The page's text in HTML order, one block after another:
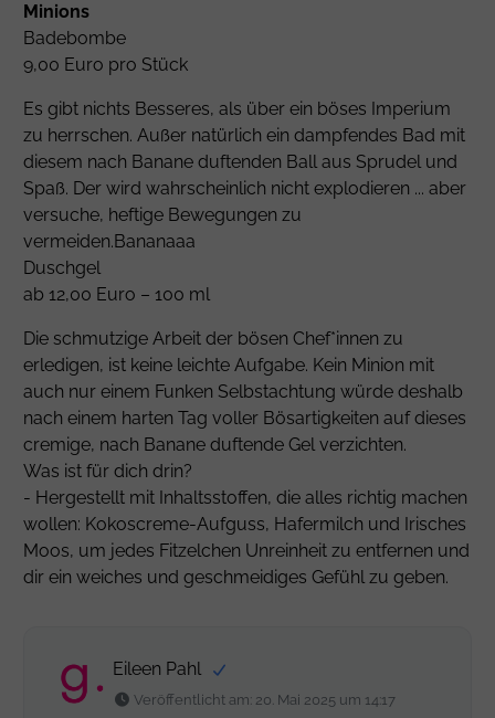
Minions
Badebombe
9,00 Euro pro Stück
Es gibt nichts Besseres, als über ein böses Imperium
zu herrschen. Außer natürlich ein dampfendes Bad mit
diesem nach Banane duftenden Ball aus Sprudel und
Spaß. Der wird wahrscheinlich nicht explodieren ... aber
versuche, heftige Bewegungen zu
vermeiden.Bananaaa
Duschgel
ab 12,00 Euro – 100 ml
Die schmutzige Arbeit der bösen Chef*innen zu
erledigen, ist keine leichte Aufgabe. Kein Minion mit
auch nur einem Funken Selbstachtung würde deshalb
nach einem harten Tag voller Bösartigkeiten auf dieses
cremige, nach Banane duftende Gel verzichten.
Was ist für dich drin?
- Hergestellt mit Inhaltsstoffen, die alles richtig machen
wollen: Kokoscreme-Aufguss, Hafermilch und Irisches
Moos, um jedes Fitzelchen Unreinheit zu entfernen und
dir ein weiches und geschmeidiges Gefühl zu geben.
Eileen Pahl
Veröffentlicht am: 20. Mai 2025 um 14:17